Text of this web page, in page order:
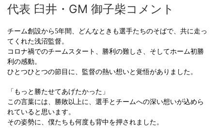
代表 臼井・GM 御子柴コメント
チーム創設から5年間、どんなときも選手たちのそばで、共に走っ
てくれた浅沼監督。
コロナ禍でのチームスタート、勝利の難しさ、そしてホーム初勝
利の感動。
ひとつひとつの節目に、監督の熱い想いと覚悟がありました。
「もっと勝たせてあげたかった」
この言葉には、勝敗以上に、選手とチームへの深い想いが込めら
れていると思います。
その姿勢に、僕たちも何度も背中を押されました。